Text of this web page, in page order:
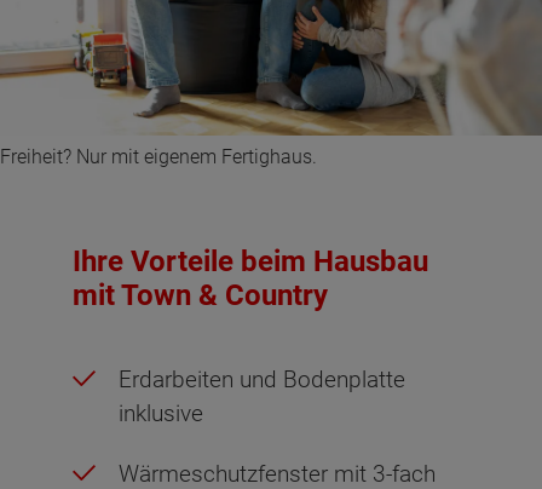
Freiheit? Nur mit eigenem Fertighaus.
Ihre Vorteile beim Hausbau
mit Town & Country
Erdarbeiten und Bodenplatte
inklusive
Wärmeschutzfenster mit 3-fach